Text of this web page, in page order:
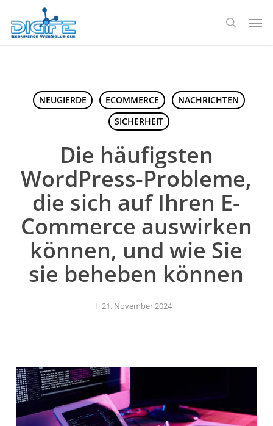
Hauptinhalt
springen
Suche
NEUGIERDE ECOMMERCE
NACHRICHTEN
SICHERHEIT
Die häufigsten
WordPress-Probleme,
die sich auf Ihren E-
Commerce auswirken
können, und wie Sie
sie beheben können
21. November 2024